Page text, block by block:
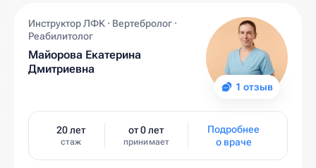
1 отзыв
Инструктор ЛФК · Вертебролог ·
Реабилитолог
Майорова Екатерина
Дмитриевна
20 лет
стаж
от 0 лет
принимает
Подробнее
о враче